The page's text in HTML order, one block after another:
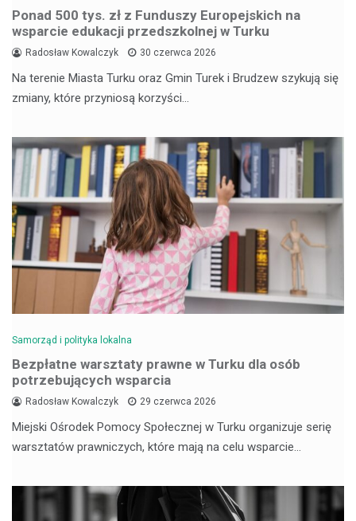
Ponad 500 tys. zł z Funduszy Europejskich na
wsparcie edukacji przedszkolnej w Turku
Radosław Kowalczyk 30 czerwca 2026
Na terenie Miasta Turku oraz Gmin Turek i Brudzew szykują się
zmiany, które przyniosą korzyści…
Samorząd i polityka lokalna
Bezpłatne warsztaty prawne w Turku dla osób
potrzebujących wsparcia
Radosław Kowalczyk 29 czerwca 2026
Miejski Ośrodek Pomocy Społecznej w Turku organizuje serię
warsztatów prawniczych, które mają na celu wsparcie…